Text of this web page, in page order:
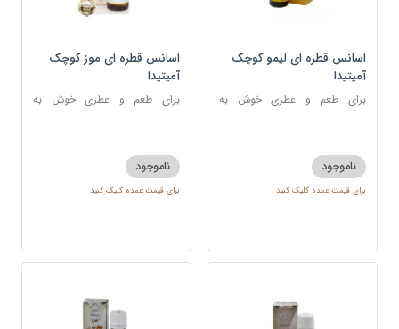
اسانس قطره ای لیمو کوچک
آمیتیدا
برای طعم و عطری خوش به
ناموجود
برای قیمت عمده کلیک کنید
اسانس قطره ای موز کوچک
آمیتیدا
برای طعم و عطری خوش به
ناموجود
برای قیمت عمده کلیک کنید